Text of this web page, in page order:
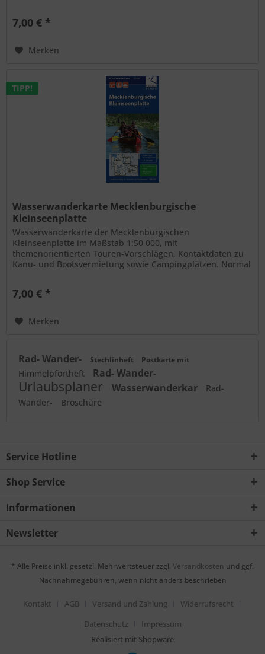
7,00 € *
Merken
TIPP!
Wasserwanderkarte Mecklenburgische
Kleinseenplatte
Wasserwanderkarte der Mecklenburgischen
Kleinseenplatte im Maßstab 1:50 000, mit
themenorientierten Touren-Vorschlägen, Kontaktdaten zu
Kanu- und Bootsvermietung sowie Campingplätzen. Normal
7,00 € *
Merken
Rad- Wander- Stechlinheft Postkarte mit
Himmelpfortheft Rad- Wander-
Urlaubsplaner Wasserwanderkar
Rad-
Wander-
Broschüre
Service Hotline
Shop Service
Informationen
Newsletter
* Alle Preise inkl. gesetzl. Mehrwertsteuer zzgl. Versandkosten und ggf.
Nachnahmegebühren, wenn nicht anders beschrieben
Kontakt AGB Versand und Zahlung
Widerrufsrecht
Datenschutz
Impressum
Realisiert mit Shopware